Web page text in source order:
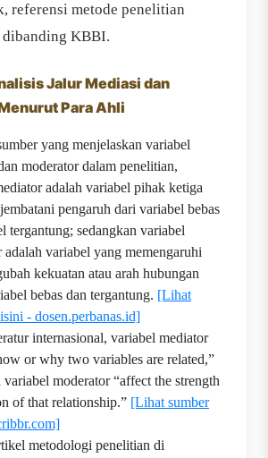
referensi metode penelitian
KBBI.
Jalur Mediasi dan
Para Ahli
yang menjelaskan variabel
moderator dalam penelitian,
adalah variabel pihak ketiga
pengaruh dari variabel bebas
tergantung; sedangkan variabel
adalah variabel yang memengaruhi
kekuatan atau arah hubungan
bebas dan tergantung. [Lihat
- dosen.perbanas.id]
internasional, variabel mediator
or why two variables are related,”
variabel moderator “affect the strength
of that relationship.” [Lihat sumber
metodologi penelitian di